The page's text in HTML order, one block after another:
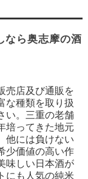
なら奥志摩の酒
売店及び通販を
な種類を取り扱
い。三重の老舗
培ってきた地元
他には負けない
少価値の高い作
味しい日本酒が
にも人気の純米